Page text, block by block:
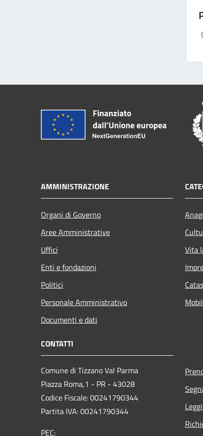
AMMINISTRAZIONE
Organi di Governo
Aree Amministrative
Uffici
Enti e fondazioni
Politici
Personale Amministrativo
Documenti e dati
Vita
CONTATTI
Comune di Tizzano Val Parma
Piazza Roma,1 - PR - 43028
Codice Fiscale: 00241790344
Partita IVA: 00241790344
PEC: